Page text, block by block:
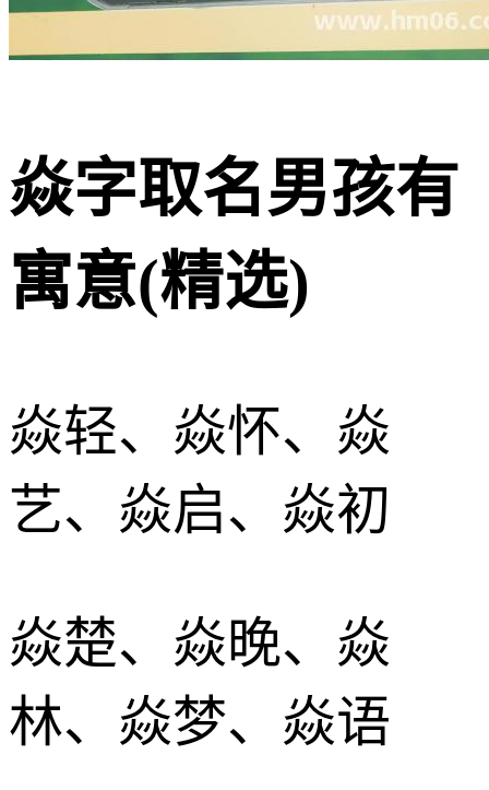
焱字取名男孩有
寓意(精选)
焱轻、焱怀、焱
艺、焱启、焱初
焱楚、焱晚、焱
林、焱梦、焱语